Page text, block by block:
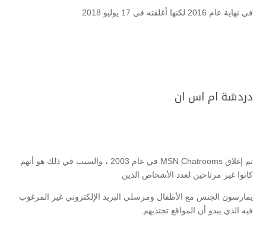
في نهاية عام 2016 لكنها أغلقته في 17 يوليو 2018
دردشة ام اس ان
تم إغلاق MSN Chatrooms في عام 2003 ، والسبب في ذلك هو أنهم
كانوا غير مرتاحين لعدد الأشخاص الذين
يمارسون الجنس مع الأطفال ومرسلي البريد الإلكتروني غير المرغوب
فيه الذي يبدو أن المواقع تجتذبهم.